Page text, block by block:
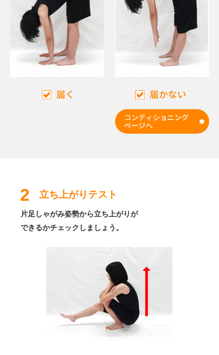
2 立ち上がりテスト
片足しゃがみ姿勢から立ち上がりが
できるかチェックしましょう。